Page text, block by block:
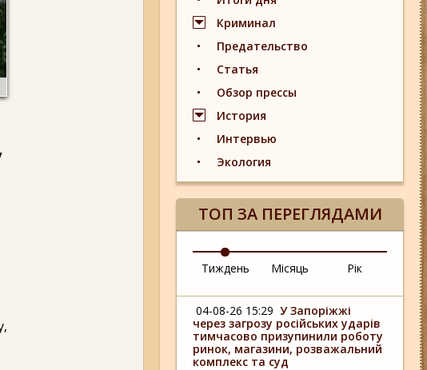
Криминал
Предательство
Статья
Обзор прессы
История
Интервью
Экология
ТОП ЗА ПЕРЕГЛЯДАМИ
Тиждень Місяць Рік
04-08-26 15:29 У Запоріжжі
через загрозу російських ударів
тимчасово призупинили роботу
ринок, магазини, розважальний
комплекс та суд